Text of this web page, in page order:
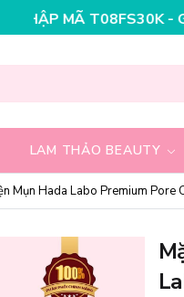
- GIẢM NGAY
LAM THẢO BEAUTY
Mụn Hada Labo Premium Pore